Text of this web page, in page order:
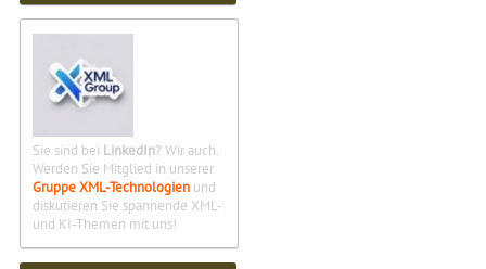
Sie sind bei LinkedIn? Wir auch.
Werden Sie Mitglied in unserer
Gruppe XML-Technologien und
diskutieren Sie spannende XML-
und KI-Themen mit uns!